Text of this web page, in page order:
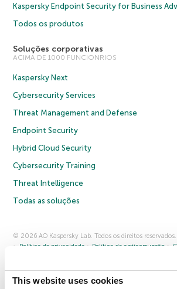
This website uses cookies
Kaspersky Endpoint Security for Business
Todos os produtos
Soluções corporativas
ACIMA DE 1000 FUNCIONRIOS
Kaspersky Next
Cybersecurity Services
Threat Management and Defense
Endpoint Security
Hybrid Cloud Security
Cybersecurity Training
Threat Intelligence
Todas as soluções
© 2026 AO Kaspersky Lab. Todos os direitos reservados.
Política de privacidade
Política de anticorrupção
Fale conosco Sobre a Kaspersky Parceiros